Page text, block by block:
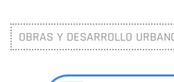
OBRAS Y DESARROLLO